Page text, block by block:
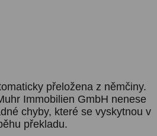
přeložena z němčiny.
Immobilien GmbH nenese
chyby, které se vyskytnou v
překladu.